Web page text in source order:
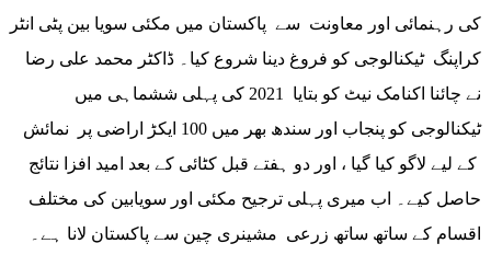
کی رہنمائی اور معاونت سے پاکستان میں مکئی سویا بین پٹی انٹر
کراپنگ ٹیکنالوجی کو فروغ دینا شروع کیا۔ ڈاکٹر محمد علی رضا
نے چائنا اکنامک نیٹ کو بتایا 2021 کی پہلی ششماہی میں
ٹیکنالوجی کو پنجاب اور سندھ بھر میں 100 ایکڑ اراضی پر نمائش
کے لیے لاگو کیا گیا ، اور دو ہفتے قبل کٹائی کے بعد امید افزا نتائج
حاصل کیے۔ اب میری پہلی ترجیح مکئی اور سویابین کی مختلف
اقسام کے ساتھ ساتھ زرعی مشینری چین سے پاکستان لانا ہے۔